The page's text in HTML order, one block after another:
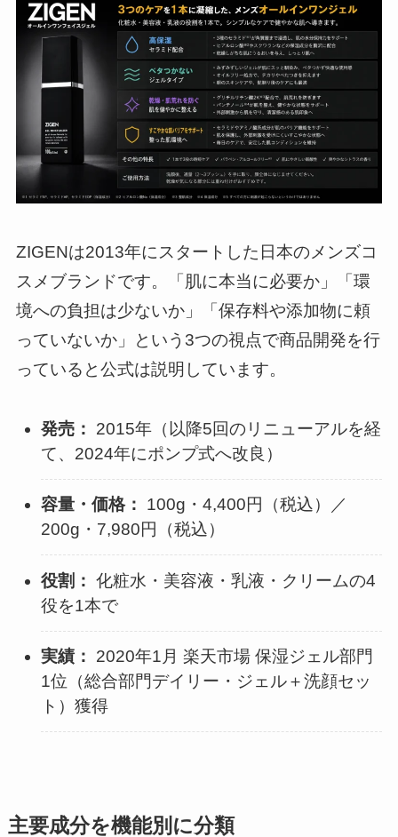
ZIGENは2013年にスタートした日本のメンズコ
スメブランドです。「肌に本当に必要か」「環
境への負担は少ないか」「保存料や添加物に頼
っていないか」という3つの視点で商品開発を行
っていると公式は説明しています。
発売：
2015年（以降5回のリニューアルを経
て、2024年にポンプ式へ改良）
容量・価格：
100g・4,400円（税込）／
200g・7,980円（税込）
役割： 化粧水・美容液・乳液・クリームの4
役を1本で
実績：
2020年1月 楽天市場 保湿ジェル部門
1位（総合部門デイリー・ジェル＋洗顔セッ
ト）獲得
主要成分を機能別に分類